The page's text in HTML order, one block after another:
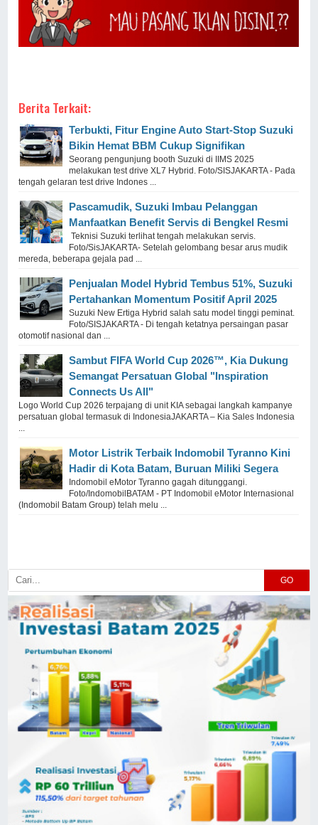
Berita Terkait:
Terbukti, Fitur Engine Auto Start-Stop Suzuki
Bikin Hemat BBM Cukup Signifikan
Seorang pengunjung booth Suzuki di IIMS 2025
melakukan test drive XL7 Hybrid. Foto/SISJAKARTA - Pada
tengah gelaran test drive Indones ...
Pascamudik, Suzuki Imbau Pelanggan
Manfaatkan Benefit Servis di Bengkel Resmi
Teknisi Suzuki terlihat tengah melakukan servis.
Foto/SisJAKARTA- Setelah gelombang besar arus mudik
mereda, beberapa gejala pad ...
Penjualan Model Hybrid Tembus 51%, Suzuki
Pertahankan Momentum Positif April 2025
Suzuki New Ertiga Hybrid salah satu model tinggi peminat.
Foto/SISJAKARTA - Di tengah ketatnya persaingan pasar
otomotif nasional dan ...
Sambut FIFA World Cup 2026™, Kia Dukung
Semangat Persatuan Global "Inspiration
Connects Us All"
Logo World Cup 2026 terpajang di unit KIA sebagai langkah kampanye
persatuan global termasuk di IndonesiaJAKARTA – Kia Sales Indonesia
...
Motor Listrik Terbaik Indomobil Tyranno Kini
Hadir di Kota Batam, Buruan Miliki Segera
Indomobil eMotor Tyranno gagah ditunggangi.
Foto/IndomobilBATAM - PT Indomobil eMotor Internasional
(Indomobil Batam Group) telah melu ...
GO